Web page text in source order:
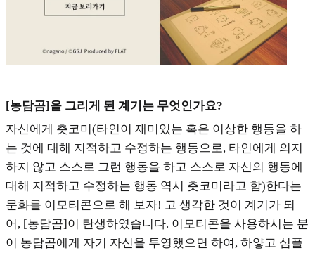
[농담곰]을 그리게 된 계기는 무엇인가요?
자신에게 츳코미(타인이 재미있는 혹은 이상한 행동을 하
는 것에 대해 지적하고 수정하는 행동으로, 타인에게 의지
하지 않고 스스로 그런 행동을 하고 스스로 자신의 행동에
대해 지적하고 수정하는 행동 역시 츳코미라고 함)한다는
문화를 이모티콘으로 해 보자! 고 생각한 것이 계기가 되
어, [농담곰]이 탄생하였습니다. 이모티콘을 사용하시는 분
이 농담곰에게 자기 자신을 투영했으면 하여, 하얗고 심플